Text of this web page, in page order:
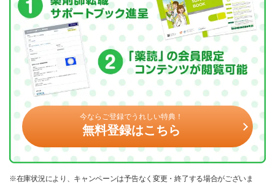
今ならご登録でうれしい特典！
無料登録はこちら
※在庫状況により、キャンペーンは予告なく変更・終了する場合がございま